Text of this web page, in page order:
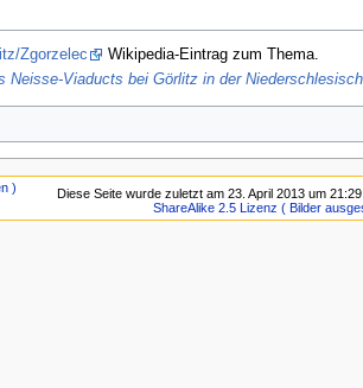
Zgorzelec
Wikipedia-Eintrag zum Thema.
Neisse-Viaducts bei Görlitz in der
Diese Seite wurde zuletzt am 23. April 2013 um
ShareAlike 2.5 Lizenz ( Bilder